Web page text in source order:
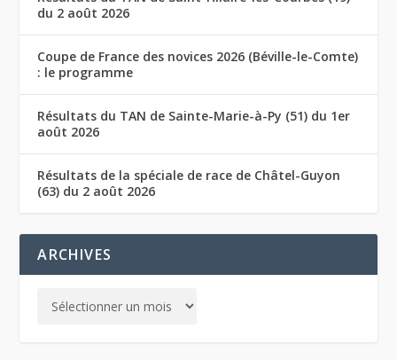
du 2 août 2026
Coupe de France des novices 2026 (Béville-le-Comte)
: le programme
Résultats du TAN de Sainte-Marie-à-Py (51) du 1er
août 2026
Résultats de la spéciale de race de Châtel-Guyon
(63) du 2 août 2026
ARCHIVES